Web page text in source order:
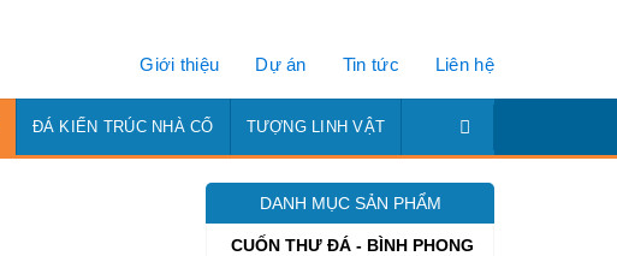
Giới thiệu Dự án Tin tức Liên hệ
ĐÁ KIẾN TRÚC NHÀ CỔ TƯỢNG LINH VẬT
DANH MỤC SẢN PHẨM
CUỐN THƯ ĐÁ - BÌNH PHONG